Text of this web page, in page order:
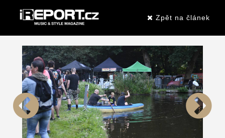
Zpět na článek